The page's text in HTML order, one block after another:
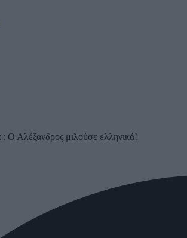
Ο Αλέξανδρος μιλούσε ελληνικά!